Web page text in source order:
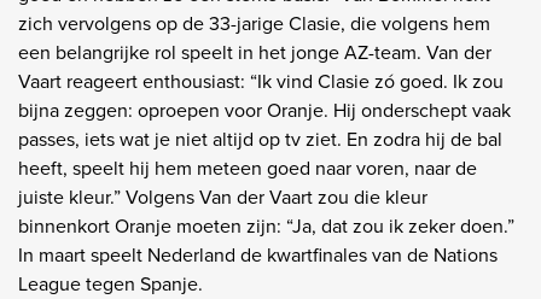
zich vervolgens op de 33-jarige Clasie, die volgens hem
een belangrijke rol speelt in het jonge AZ-team. Van der
Vaart reageert enthousiast: “Ik vind Clasie zó goed. Ik zou
bijna zeggen: oproepen voor Oranje. Hij onderschept vaak
passes, iets wat je niet altijd op tv ziet. En zodra hij de bal
heeft, speelt hij hem meteen goed naar voren, naar de
juiste kleur.” Volgens Van der Vaart zou die kleur
binnenkort Oranje moeten zijn: “Ja, dat zou ik zeker doen.”
In maart speelt Nederland de kwartfinales van de Nations
League tegen Spanje.